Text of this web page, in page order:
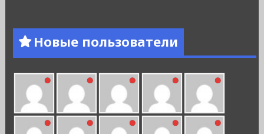
Новые пользователи